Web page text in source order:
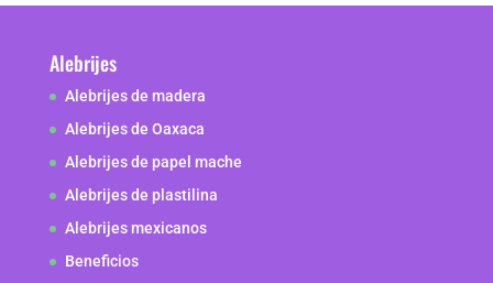
Alebrijes
Alebrijes de madera
Alebrijes de Oaxaca
Alebrijes de papel mache
Alebrijes de plastilina
Alebrijes mexicanos
Beneficios